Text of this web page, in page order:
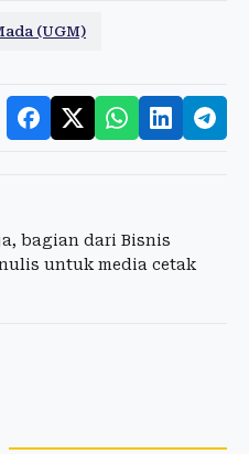
(UGM)
bagian dari Bisnis
untuk media cetak